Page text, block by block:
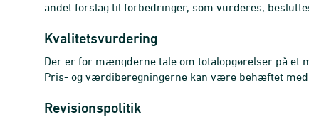
andet forslag til forbedringer, som vurderes,
Kvalitetsvurdering
Der er for mængderne tale om totalopgørelser på et
Pris- og værdiberegningerne kan være behæftet
Revisionspolitik